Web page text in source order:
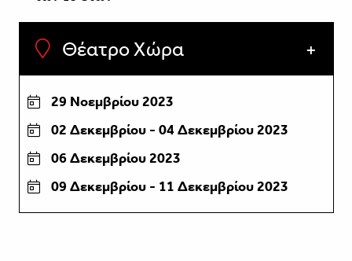
Θέατρο Χώρα
29 Νοεμβρίου 2023
02 Δεκεμβρίου - 04 Δεκεμβρίου 2023
06 Δεκεμβρίου 2023
09 Δεκεμβρίου - 11 Δεκεμβρίου 2023